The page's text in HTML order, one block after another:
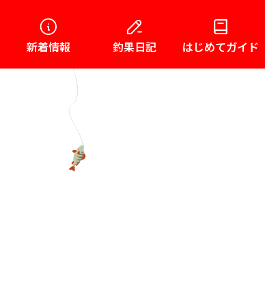
新着情報 釣果日記 はじめてガイド